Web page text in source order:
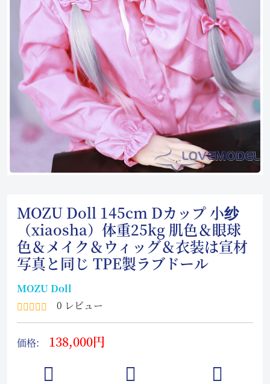
MOZU Doll 145cm Dカップ 小纱
（xiaosha）体重25kg 肌色＆眼球
色＆メイク＆ウィッグ＆衣装は宣材
写真と同じ TPE製ラブドール
MOZU Doll
0 レビュー
価格: 138,000円